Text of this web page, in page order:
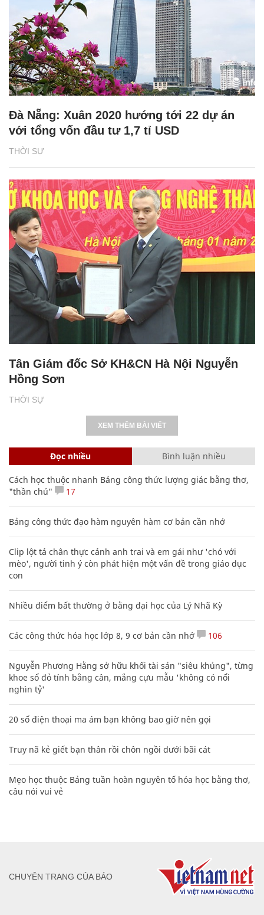
THỜI SỰ
Đà Nẵng: Xuân 2020 hướng tới 22 dự án
với tổng vốn đầu tư 1,7 tỉ USD
THỜI SỰ
Tân Giám đốc Sở KH&CN Hà Nội Nguyễn
Hồng Sơn
XEM THÊM BÀI VIẾT
Đọc nhiều Bình luận nhiều
Cách học thuộc nhanh Bảng công thức lượng giác bằng thơ,
"thần chú"
17
Bảng công thức đạo hàm nguyên hàm cơ bản cần nhớ
Clip lột tả chân thực cảnh anh trai và em gái như 'chó với
mèo', người tinh ý còn phát hiện một vấn đề trong giáo dục
con
Nhiều điểm bất thường ở bằng đại học của Lý Nhã Kỳ
Các công thức hóa học lớp 8, 9 cơ bản cần nhớ 106
Nguyễn Phương Hằng sở hữu khối tài sản "siêu khủng", từng
khoe sổ đỏ tính bằng cân, mắng cựu mẫu 'không có nổi
nghìn tỷ'
20 số điện thoại ma ám bạn không bao giờ nên gọi
Truy nã kẻ giết bạn thân rồi chôn ngồi dưới bãi cát
Mẹo học thuộc Bảng tuần hoàn nguyên tố hóa học bằng thơ,
câu nói vui vẻ
CHUYÊN TRANG CỦA BÁO